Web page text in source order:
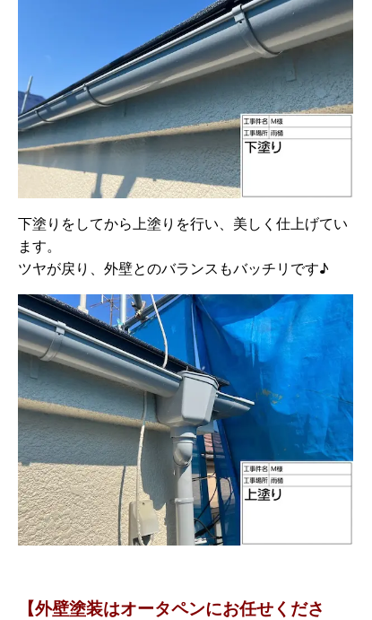
下塗りをしてから上塗りを行い、美しく仕上げてい
ます。
ツヤが戻り、外壁とのバランスもバッチリです♪
【外壁塗装はオータペンにお任せくださ